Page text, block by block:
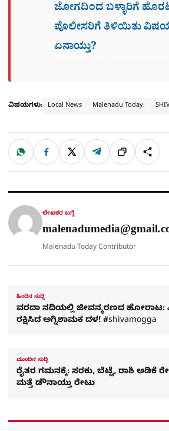
ಜೋಗದಿಂದ ಬಳ್ಳಾರಿಗೆ
ಪೊಲೀಸರಿಗೆ ತಿಳಿಯಿತು
ಏನಾಯ್ತು?
ವಿಷಯಗಳು: Local News Malenadu Today.
ಹಂಚಿಕೊಳ್ಳಿ
W
a
t
p
F
c
e
o
X T
l
e
a
ಲಿಂ
ಕ್
S
h
a
e
ಲೇಖಕರ ಬಗ್ಗೆ
Malenadu Today Contributor
ಹಿಂದಿನ ಸುದ್ದಿ
ವರದಾ ನದಿಯಲ್ಲಿ ಜೀವನ್ಮರಣದ ಹೋರಾಟ:
ರಕ್ಷಿಸಿದ ಅಗ್ನಿಶಾಮಕ ದಳ! #shivamogga
ಮುಂದಿನ ಸುದ್ದಿ
ರೈತರ ಗಮನಕ್ಕೆ: ಸರಕು, ಬೆಟ್ಟೆ, ರಾಶಿ ಅಡಿಕೆ
ಮತ್ತೆ ಡೌನಾಯ್ತು ರೇಟು